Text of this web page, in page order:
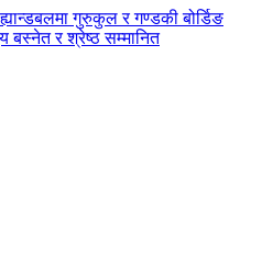
गुरुकुल र गण्डकी बोर्डिङ
बस्नेत र श्रेष्ठ सम्मानित